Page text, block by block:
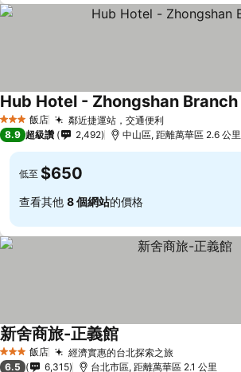
3 星級 飯店 鄰近捷運站，交通便利
Hub Hotel - Zhongshan Branch
8.9 超級讚 2,492 中山區, 距離萬華區 2.6 公里
低至 $650
查看其他 8 個網站的價格
3 星級 飯店 經濟實惠的台北探索之旅
新舍商旅-正義館
6.5 6,315 台北市區, 距離萬華區 2.1 公里